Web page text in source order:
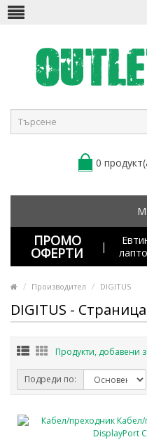
0
ПРОМО
ОФЕРТИ |
Производител DIGITUS
DIGITUS - Страница
Продукти, добавени
Подреди по: